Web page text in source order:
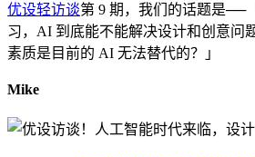
优设轻访谈第 9 期，我们的话题是──
习，AI 到底能不能解决设计和创意问
素质是目前的 AI 无法替代的？」
Mike